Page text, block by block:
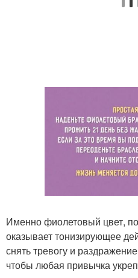
Именно фиолетовый цвет,
оказывает тонизирующее
снять тревогу и
чтобы любая привычка